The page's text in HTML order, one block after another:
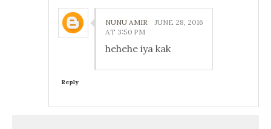
NUNU AMIR
JUNE 28, 2016
AT 3:50 PM
hehehe iya kak
Reply